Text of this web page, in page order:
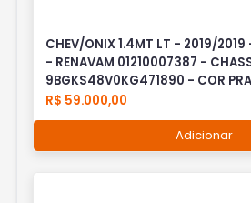
CHEV/ONIX 1.4MT LT - 2019/2019
- RENAVAM 01210007387 -
9BGKS48V0KG471890 - COR
R$ 59.000,00
Adicionar